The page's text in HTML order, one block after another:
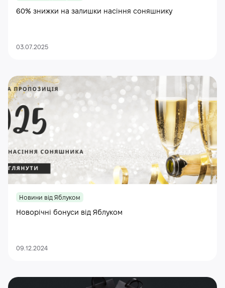
60% знижки на залишки насіння соняшнику
03.07.2025
Новини від Яблуком
Новорічні бонуси від Яблуком
09.12.2024